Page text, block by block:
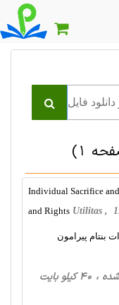
1)
Individual Sacrifice
and Rights Utilitas ,
بنتام پیرامون
، کلیه گرایش ها، 18 صفحه فارسی تایپ شده ، 40 کیلو بایت